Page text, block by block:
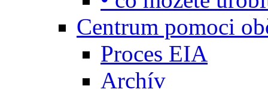
Centrum pomoci
Proces EIA
Archív